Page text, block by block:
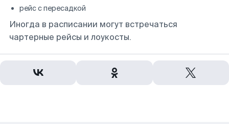
рейс с пересадкой
Иногда в расписании могут встречаться
чартерные рейсы и лоукосты.